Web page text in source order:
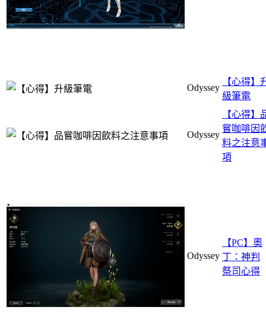
Odyssey
【心得】
級筆電
Odyssey
【心得】
嘗咖啡因
料之注意
項
Odyssey
【PC】奧
丁：神判
祭司心得